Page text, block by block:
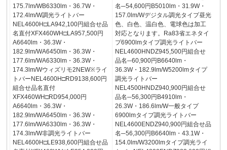
175.7lm/WB6330lm・36.7W・
172.4lm/W調光ライトバー
NEL4600H□LA942,100円組合せ品
名直付XFX460WH□LA957,500円
A6640lm・36.3W・
182.9lm/WA6450lm・36.3W・
177.6lm/WA6330lm・36.3W・
174.3lm/Wウィズリモ2NEW※ライ
トバーNEL4600H□RD9138,600円
組合せ品名直付
XFX460WH□RD954,000円
A6640lm・36.3W・
182.9lm/WA6450lm・36.3W・
177.6lm/WA6330lm・36.3W・
174.3lm/W非調光ライトバー
NEL4600H□LE938,600円組合せ品
名─54,600円B5010lm・31.9W・
157.0lm/Wデジタル調光タイプ昼光
色、白色、温白色、電球色は加工
対応となります。Ra83省エネタイ
プ6900lmタイプ調光ライトバー
NEL4600HNDZ945,500円組合せ
品名─60,900円B6640lm・
36.3W・182.9lm/W5200lmタイプ
調光ライトバー
NEL4500HNDZ940,900円組合せ
品名─56,300円B4910lm・
26.3W・186.6lm/W一般タイプ
6900lmタイプ調光ライトバー
NEL4600ENDZ940,900円組合せ品
名─56,300円B6640lm・43.1W・
154.0lm/W3200lmタイプ調光ライ